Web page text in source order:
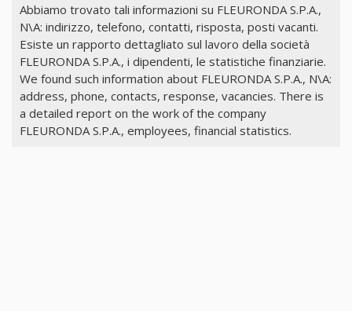
Abbiamo trovato tali informazioni su FLEURONDA S.P.A.,
N\A: indirizzo, telefono, contatti, risposta, posti vacanti.
Esiste un rapporto dettagliato sul lavoro della società
FLEURONDA S.P.A., i dipendenti, le statistiche finanziarie.
We found such information about FLEURONDA S.P.A., N\A:
address, phone, contacts, response, vacancies. There is
a detailed report on the work of the company
FLEURONDA S.P.A., employees, financial statistics.